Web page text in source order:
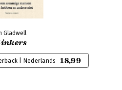
Gladwell
| Nederlands 18,99